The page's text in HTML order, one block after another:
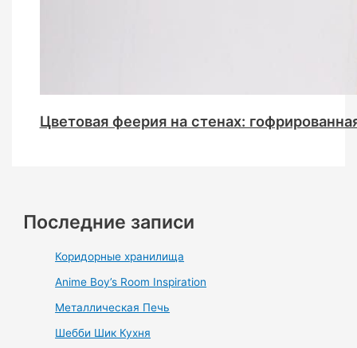
Цветовая феерия на стенах:
Последние записи
Коридорные хранилища
Anime Boy’s Room Inspiration
Металлическая Печь
Шебби Шик Кухня